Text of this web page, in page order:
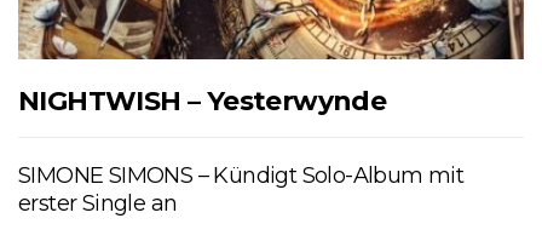
NIGHTWISH – Yesterwynde
SIMONE SIMONS – Kündigt Solo-Album mit
erster Single an